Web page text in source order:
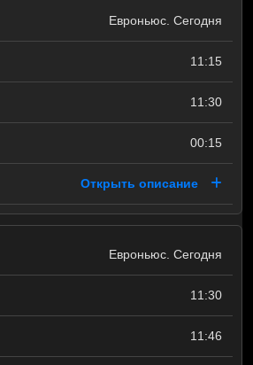
Евроньюс. Сегодня
11:15
11:30
00:15
Открыть описание
Евроньюс. Сегодня
11:30
11:46